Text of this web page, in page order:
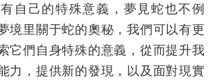
自己的特殊意義，夢見蛇也不例
境里關于蛇的奧秘，我們可以有更
它們自身特殊的意義，從而提升我
力，提供新的發現，以及面對現實